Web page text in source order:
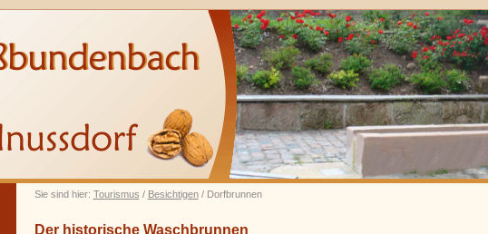
Sie sind hier: Tourismus / Besichtigen/ Dorfbrunnen
Der historische Waschbrunnen